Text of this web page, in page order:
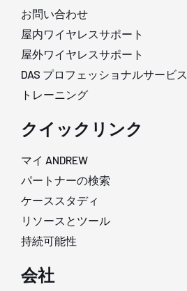
お問い合わせ
屋内ワイヤレスサポート
屋外ワイヤレスサポート
DAS プロフェッショナルサービス
トレーニング
クイックリンク
マイ ANDREW
パートナーの検索
ケーススタディ
リソースとツール
持続可能性
会社